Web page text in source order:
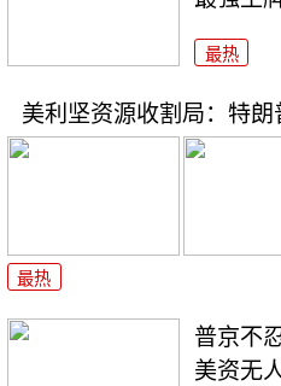
最热
美利坚资源收割局：特
最热
普京不
美资无